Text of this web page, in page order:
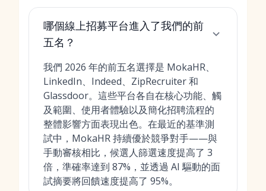
哪個線上招募平台進入了我們的前
五名？
我們 2026 年的前五名選擇是 MokaHR、
LinkedIn、Indeed、ZipRecruiter 和
Glassdoor。這些平台各自在核心功能、觸
及範圍、使用者體驗以及簡化招聘流程的
整體影響方面表現出色。在最近的基準測
試中，MokaHR 持續優於競爭對手——與
手動審核相比，候選人篩選速度提高了 3
倍，準確率達到 87%，並透過 AI 驅動的面
試摘要將回饋速度提高了 95%。